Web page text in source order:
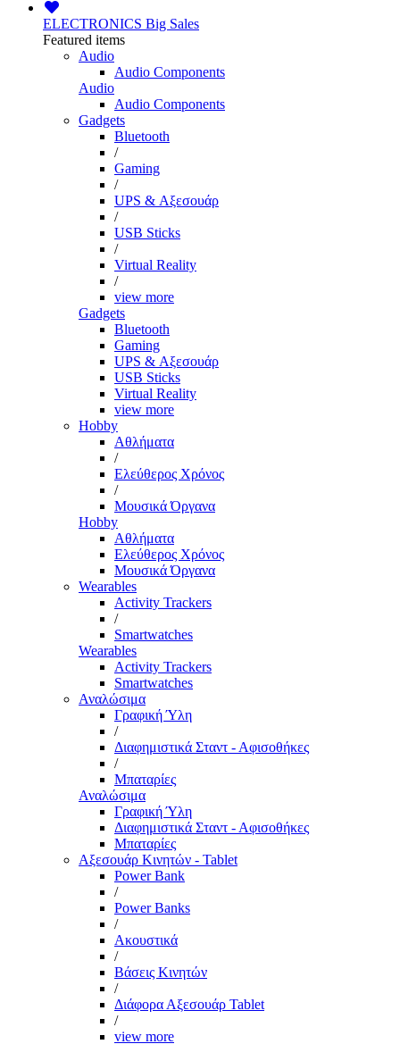
ELECTRONICS Big Sales
Featured items
Audio
Audio Components
Audio
Audio Components
Gadgets
Bluetooth
/
Gaming
/
UPS & Αξεσουάρ
/
USB Sticks
/
Virtual Reality
/
view more
Gadgets
Bluetooth
Gaming
UPS & Αξεσουάρ
USB Sticks
Virtual Reality
view more
Hobby
Αθλήματα
/
Ελεύθερος Χρόνος
/
Μουσικά Όργανα
Hobby
Αθλήματα
Ελεύθερος Χρόνος
Μουσικά Όργανα
Wearables
Activity Trackers
/
Smartwatches
Wearables
Activity Trackers
Smartwatches
Αναλώσιμα
Γραφική Ύλη
/
Διαφημιστικά Σταντ - Αφισοθήκες
/
Μπαταρίες
Αναλώσιμα
Γραφική Ύλη
Διαφημιστικά Σταντ - Αφισοθήκες
Μπαταρίες
Αξεσουάρ Κινητών - Tablet
Power Bank
/
Power Banks
/
Ακουστικά
/
Βάσεις Κινητών
/
Διάφορα Αξεσουάρ Tablet
/
view more